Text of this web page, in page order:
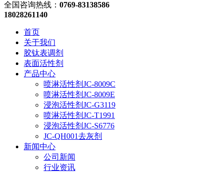
全国咨询热线： 0769-83138586
18028261140
首页
关于我们
胶钛表调剂
表面活性剂
产品中心
喷淋活性剂JC-8009C
喷淋活性剂JC-8009E
浸泡活性剂JC-G3119
喷淋活性剂JC-T1991
浸泡活性剂JC-S6776
JC-QH001去灰剂
新闻中心
公司新闻
行业资讯